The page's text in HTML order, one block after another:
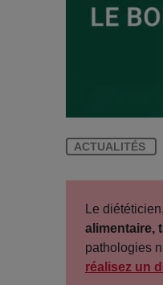
ACTUALITÉS
Le
alimentaire,
pathologies
réalisez un